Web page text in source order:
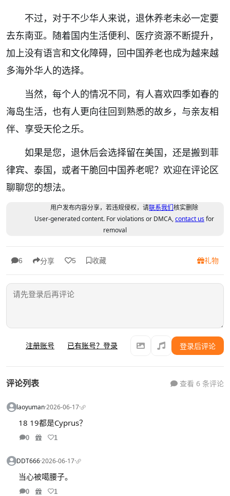
不过，对于不少华人来说，退休养老未必一定要
去东南亚。随着国内生活便利、医疗资源不断提升，
加上没有语言和文化障碍，回中国养老也成为越来越
多海外华人的选择。
当然，每个人的情况不同，有人喜欢四季如春的
海岛生活，也有人更向往回到熟悉的故乡，与亲友相
伴、享受天伦之乐。
如果是您，退休后会选择留在美国，还是搬到菲
律宾、泰国，或者干脆回中国养老呢？欢迎在评论区
聊聊您的想法。
用户发布内容分享，若违规侵权，请联系我们核实删除
User-generated content. For violations or DMCA,contact usfor
removal
6 分享 5 收藏 礼物
注册账号 已有账号？登录 登录后评论
评论列表 查看 6 条评论
laoyuman·2026-06-17·
18 19都是Cyprus？
0 1
DDT666·2026-06-17·
当心被噶腰子。
0 1